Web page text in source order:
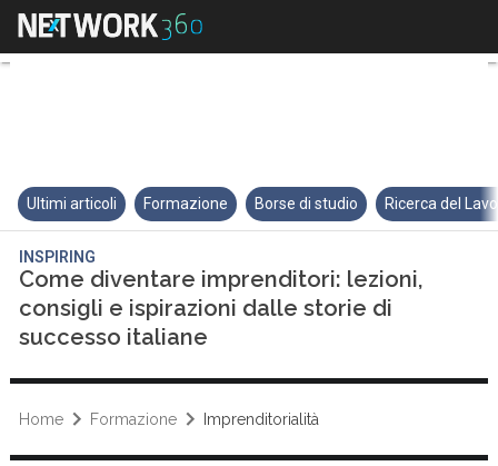
Come diventare imprenditori:
Ultimi articoli Formazione Borse di studio Ricerca del
INSPIRING
Come diventare imprenditori: lezioni,
consigli e ispirazioni dalle storie di
successo italiane
Home Formazione Imprenditorialità